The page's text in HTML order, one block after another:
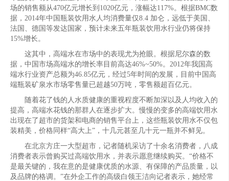
场的销售额从470亿元增长到1020亿元，涨幅达117%。根据BMC数
据，2014年中国瓶装饮用水人均消费量仅8.4 加仑，远低于美国、
法国、德国等发达国家，预计未来五年瓶装饮用水行业仍将保持
15%增长。
这其中，高端水在市场中的表现尤为抢眼。根据尼尔森的数
据，中国市场高端水的增长率目前高达46%~50%。2012年我国高
端水行业资产总额为46.85亿元，经过5年时间的发展，目前中国高
端瓶装矿泉水市场零售量已超越50万吨，零售额超百亿元。
随着花了钱的人水质健康的重视程度不断加深以及人均收入的
提高，高端水花钱的那群人在逐步扩大。慢慢的变多的高端饮用水
出现在了超市的货架和电商的销售平台上，这些瓶装饮用水不仅包
装精美，价格同样“高大上”，十几元甚至几十元一瓶并不鲜见。
在北京方庄一大型超市，记者随机采访了十余名消费者，八成
消费者表示曾购买过高端饮用水，并表示愿意继续购买。“价格不
是最关键的，我在意的是健康优质的水源、有保障的产品质量，以
及品牌的格调。”在外企工作的高级白领王洁向记者表示，她经常